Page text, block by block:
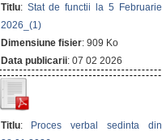
Titlu: Stat de functii la 5 Februarie
2026_(1)
Dimensiune fisier: 909 Ko
Data publicarii: 07 02 2026
Titlu:
Proces verbal sedinta din